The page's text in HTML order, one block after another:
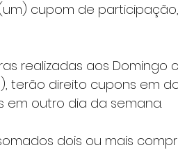
cupom de
terão direito cupons em
em outro dia da semana.